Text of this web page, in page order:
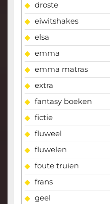
droste
eiwitshakes
elsa
emma
emma matras
extra
fantasy boeken
fictie
fluweel
fluwelen
foute truien
frans
geel